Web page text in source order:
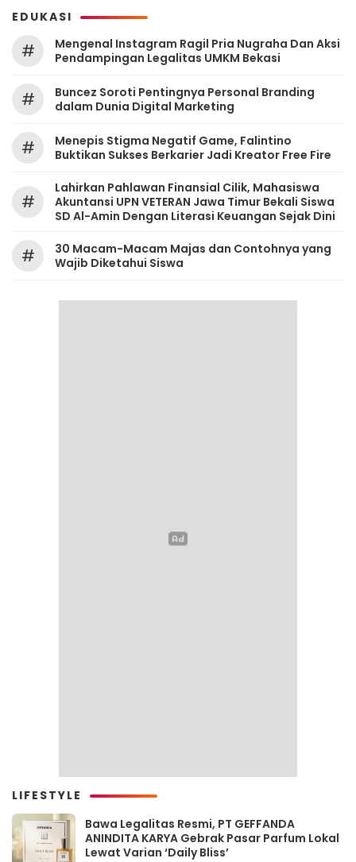
EDUKASI
#
Mengenal Instagram Ragil Pria Nugraha Dan Aksi
Pendampingan Legalitas UMKM Bekasi
#
‎Buncez Soroti Pentingnya Personal Branding
dalam Dunia Digital Marketing
#
Menepis Stigma Negatif Game, Falintino
Buktikan Sukses Berkarier Jadi Kreator Free Fire
#
Lahirkan Pahlawan Finansial Cilik, Mahasiswa
Akuntansi UPN VETERAN Jawa Timur Bekali Siswa
SD Al-Amin Dengan Literasi Keuangan Sejak Dini
#
30 Macam-Macam Majas dan Contohnya yang
Wajib Diketahui Siswa
LIFESTYLE
Bawa Legalitas Resmi, PT GEFFANDA
ANINDITA KARYA Gebrak Pasar Parfum Lokal
Lewat Varian ‘Daily Bliss’